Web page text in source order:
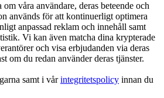
våra användare, deras beteende och
används för att kontinuerligt optimera
anpassad reklam och innehåll samt
Vi kan även matcha dina krypterade
och visa erbjudanden via deras
om du redan använder deras tjänster.
samt i vårintegritetspolicy innan du